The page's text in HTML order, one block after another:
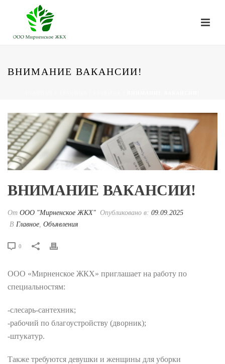
ВНИМАНИЕ ВАКАНСИИ!
ВНИМАНИЕ ВАКАНСИИ!
От ООО "Мирненское ЖКХ" Опубликовано в: 09.09.2025
В Главное Объявления
0
ООО «Мирненское ЖКХ» приглашает на работу по
специальностям:
-слесарь-сантехник;
-рабочий по благоустройству (дворник);
-штукатур.
Также требуются девушки и женщины для уборки